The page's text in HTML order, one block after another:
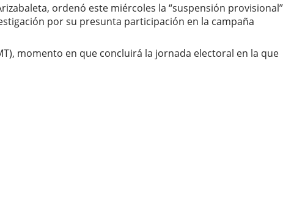
ordenó este miércoles la “suspensión provisional”
por su presunta participación en la campaña
momento en que concluirá la jornada electoral en la que